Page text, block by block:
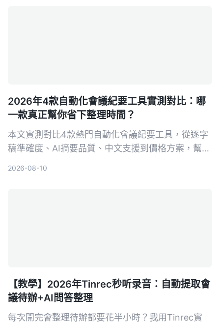
2026年4款自動化會議紀要工具實測對比：哪
一款真正幫你省下整理時間？
本文實測對比4款熱門自動化會議紀要工具，從逐字
稿準確度、AI摘要品質、中文支援到價格方案，幫你
2026-08-10
【教學】2026年Tinrec秒听录音：自動提取會
議待辦+AI問答整理
每次開完會整理待辦都要花半小時？我用Tinrec實